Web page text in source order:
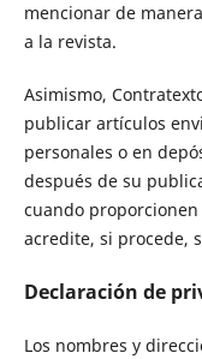
mencionar de
a la revista.
Asimismo,
publicar artículos
personales o en
después de su
cuando
acredite, si procede,
Declaración de
Los nombres y